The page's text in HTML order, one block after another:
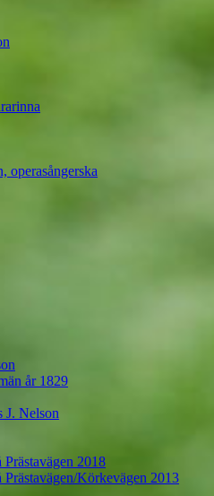
operasångerska
år 1829
J. Nelson
2018
Körkevägen 2013